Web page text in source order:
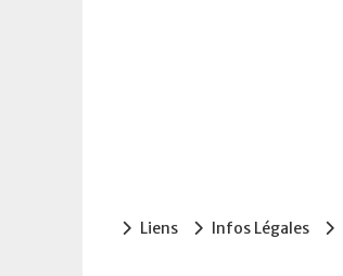
Liens Infos Légales